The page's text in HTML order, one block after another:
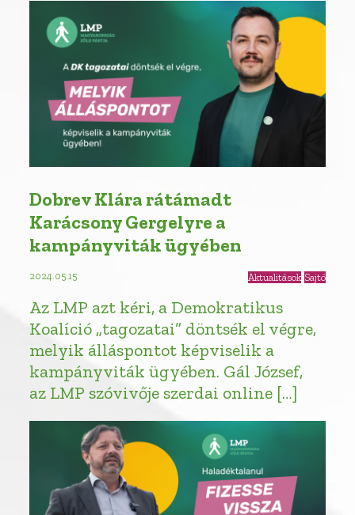
Dobrev Klára rátámadt
Karácsony Gergelyre a
kampányviták ügyében
2024.05.15. Aktualitások Sajtó
Az LMP azt kéri, a Demokratikus
Koalíció „tagozatai” döntsék el végre,
melyik álláspontot képviselik a
kampányviták ügyében. Gál József,
az LMP szóvivője szerdai online […]